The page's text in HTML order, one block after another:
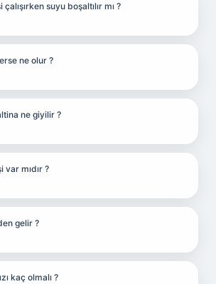
suyu boşaltılır mı ?
ne olur ?
ne giyilir ?
var mıdır ?
gelir ?
kaç olmalı ?